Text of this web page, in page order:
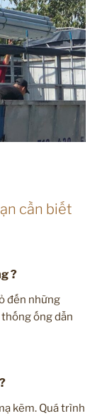
cần biết
?
đến những
ống dẫn
kẽm. Quá trình